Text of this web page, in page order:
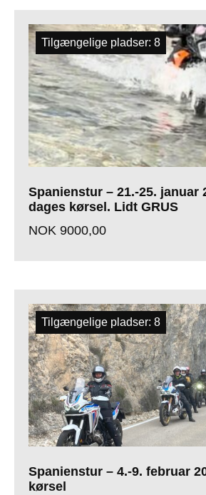
Spanienstur – 21.-25. januar
dages kørsel. Lidt GRUS
NOK 9000,00
Tilgængelige pladser: 8
Spanienstur – 4.-9. februar
kørsel
Tilgængelige pladser: 8